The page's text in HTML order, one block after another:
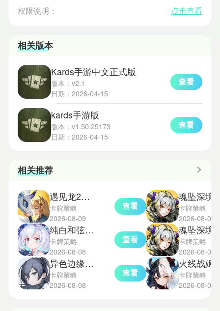
权限说明： 点击查看
相关版本
Kards手游中文正式版
版本：v2.1
日期：2026-04-15
查看
kards手游版
版本：v1.50.25173
日期：2026-04-15
查看
相关推荐
遇见龙2正式版
卡牌策略
2026-08-09
查看
纯白和弦免费版
卡牌策略
2026-08-08
查看
异色边缘手机版
卡牌策略
2026-08-08
查看
卡牌策略
2026-08-07
卡牌策略
2026-08-07
火线战姬
卡牌策略
2026-08-07